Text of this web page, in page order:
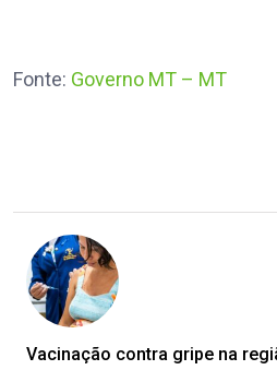
Fonte: Governo MT – MT
Vacinação contra gripe na